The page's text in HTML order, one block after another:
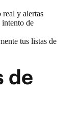
y alertas
intento de
tus listas de
de